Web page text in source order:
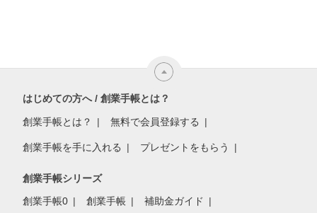
はじめての方へ / 創業手帳とは？
創業手帳とは？ 無料で会員登録する
創業手帳を手に入れる プレゼントをもらう
創業手帳シリーズ
創業手帳0 創業手帳 補助金ガイド